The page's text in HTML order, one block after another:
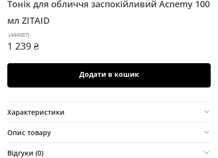
Тонік для обличчя заспокійливий Acnemy 100
мл ZITAID
(444987)
1 239 ₴
Додати в кошик
Характеристики
Опис товару
Відгуки (0)